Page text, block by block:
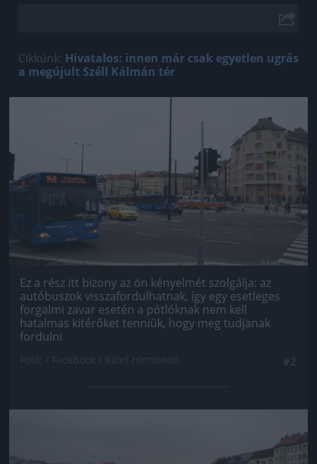
Cikkünk: Hivatalos: innen már csak egyetlen ugrás
a megújult Széll Kálmán tér
Ez a rész itt bizony az ön kényelmét szolgálja: az
autóbuszok visszafordulhatnak, így egy esetleges
forgalmi zavar esetén a pótlóknak nem kell
hatalmas kitérőket tenniük, hogy meg tudjanak
fordulni